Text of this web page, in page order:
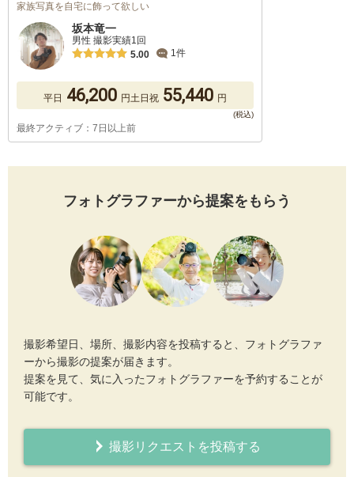
家族写真を自宅に飾って欲しい
坂本竜一
男性 撮影実績1回
5.00
1件
平日 46,200 円土日祝 55,440 円
最終アクティブ：7日以上前
フォトグラファーから提案をもらう
撮影希望日、場所、撮影内容を投稿すると、フォトグラファ
ーから撮影の提案が届きます。
提案を見て、気に入ったフォトグラファーを予約することが
可能です。
撮影リクエストを投稿する